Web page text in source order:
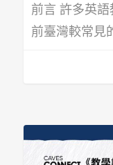
前言 許多英
前臺灣較常見